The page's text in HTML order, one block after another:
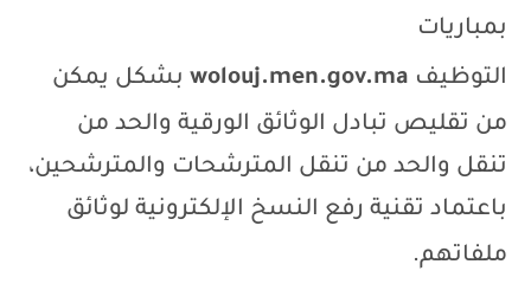
بمباريات
التوظيف wolouj.men.gov.ma بشكل يمكن
من تقليص تبادل الوثائق الورقية والحد من
تنقل والحد من تنقل المترشحات والمترشحين،
باعتماد تقنية رفع النسخ الإلكترونية لوثائق
ملفاتهم.